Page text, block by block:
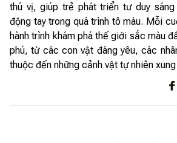
thú vị, giúp trẻ phát triển tư duy
động tay trong quá trình tô màu. Mỗi
hành trình khám phá thế giới sắc màu
phú, từ các con vật đáng yêu, các
thuộc đến những cảnh vật tự nhiên xung